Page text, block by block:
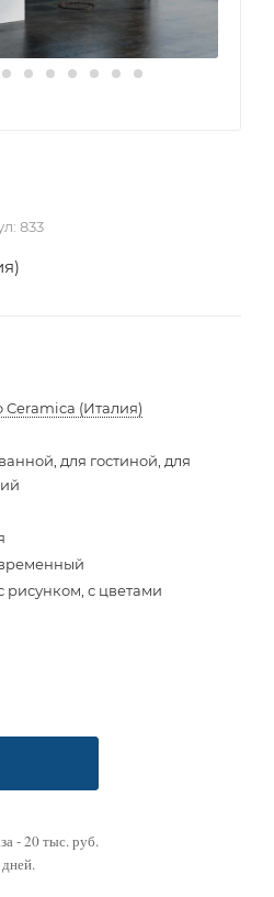
833
Ceramica (Италия)
для гостиной, для
рисунком, с цветами
- 20 тыс. руб.